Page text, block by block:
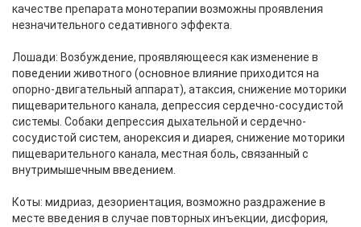
качестве препарата монотерапии возможны проявления
незначительного седативного эффекта.
Лошади: Возбуждение, проявляющееся как изменение в
поведении животного (основное влияние приходится на
опорно-двигательный аппарат), атаксия, снижение моторики
пищеварительного канала, депрессия сердечно-сосудистой
системы. Собаки депрессия дыхательной и сердечно-
сосудистой систем, анорексия и диарея, снижение моторики
пищеварительного канала, местная боль, связанный с
внутримышечным введением.
Коты: мидриаз, дезориентация, возможно раздражение в
месте введения в случае повторных инъекции, дисфория,